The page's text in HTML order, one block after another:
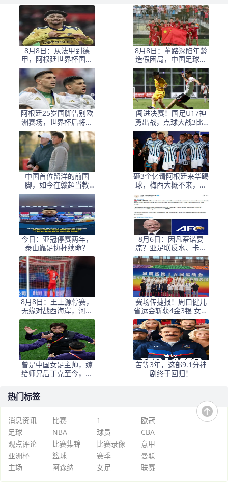
8月8日：从法甲到德
甲，阿根廷世界杯国脚
梅迪纳2500万欧转会勒
沃库森
8月8日：董路深陷年龄
造假困局，中国足球小
将信任危机何解？
阿根廷25岁国脚告别欧
洲赛场，世界杯后将重
返阿超！
闯进决赛！国足U17神
勇出战，点球大战3比1
淘汰河床，豪取四战不
败！
中国首位留洋的前国
脚，如今在赣超当教
练，1.9米儿子也选足球
砸3个亿请阿根廷来华踢
球，梅西大概不来，却
要国足上去当陪练？
今日：亚冠停赛两年，
泰山靠足协杯续命？
8月6日：因凡蒂诺要
凉？亚足联反水、卡塔
尔挺他，世界杯权力游
戏比决赛点球还刺激！
8月8日：王上源停赛，
无缘对战西海岸，河南
中场失核，郑智率队剑
指亚冠！
赛场传捷报！周口健儿
省运会斩获4金3银 女足
（甲组）创历史摘银
曾是中国女足主帅，嫁
给师兄后丁克至今，如
苦等3年，这部9.1分神
剧终于回归！
热门标签
消息资讯 比赛 1
欧冠
足球
NBA 球员
CBA
观点评论
比赛集锦 比赛录像
意甲
亚洲杯
篮球 赛季
曼联
主场
阿森纳 女足 联赛